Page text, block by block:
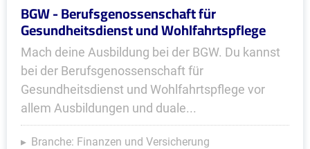
BGW - Berufsgenossenschaft für
Gesundheitsdienst und Wohlfahrtspflege
Mach deine Ausbildung bei der BGW. Du kannst
bei der Berufsgenossenschaft für
Gesundheitsdienst und Wohlfahrtspflege vor
allem Ausbildungen und duale...
Branche: Finanzen und Versicherung